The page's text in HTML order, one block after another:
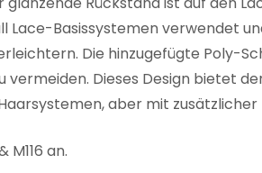
Lace-Basissystemen verwendet
Die hinzugefügte Poly-
vermeiden. Dieses Design bietet
aber mit
M116 an.